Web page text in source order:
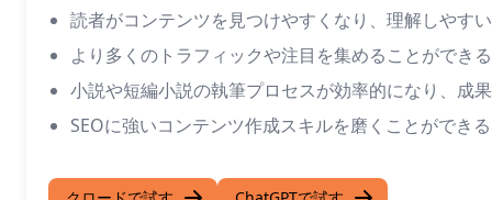
読者がコンテンツを見つけやすくなり、理解しやすい
より多くのトラフィックや注目を集めることができる
小説や短編小説の執筆プロセスが効率的になり、成
SEOに強いコンテンツ作成スキルを磨くことができる